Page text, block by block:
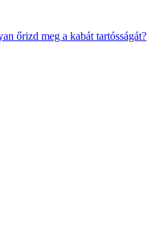
őrizd meg a kabát tartósságát?